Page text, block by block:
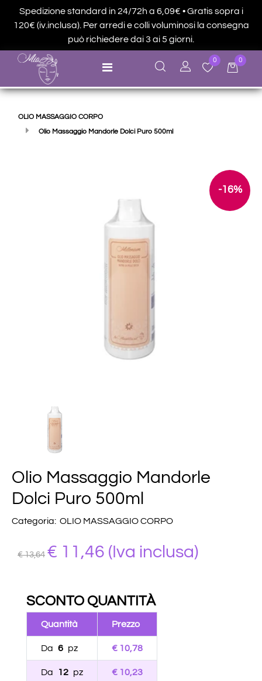
Spedizione standard in 24/72h a 6,09€ • Gratis sopra i
120€ (iv.inclusa). Per arredi e colli voluminosi la consegna
può richiedere dai 3 ai 5 giorni.
Open menu
0 0
OLIO MASSAGGIO CORPO
Olio Massaggio Mandorle Dolci Puro 500ml
-16%
Olio Massaggio Mandorle
Dolci Puro 500ml
Categoria: OLIO MASSAGGIO CORPO
€ 13,64 € 11,46 (Iva inclusa)
SCONTO QUANTITÀ
Quantità Prezzo
Da 6 pz € 10,78
Da 12 pz € 10,23